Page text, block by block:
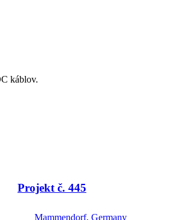
káblov.
Projekt č. 445
Mammendorf, Germany